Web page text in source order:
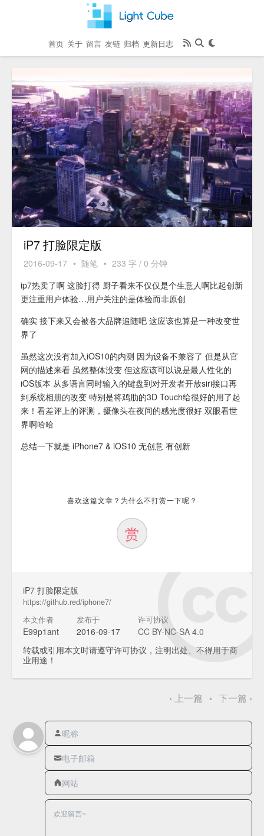
首页 关于 留言 友链 归档 更新日志
iP7 打脸限定版
2016-09-17 • 随笔 • 233 字 / 0 分钟
ip7热卖了啊 这脸打得 厨子看来不仅仅是个生意人啊比起创新
更注重用户体验…用户关注的是体验而非原创
确实 接下来又会被各大品牌追随吧 这应该也算是一种改变世
界了
虽然这次没有加入iOS10的内测 因为设备不兼容了 但是从官
网的描述来看 虽然整体没变 但这应该可以说是最人性化的
iOS版本 从多语言同时输入的键盘到对开发者开放siri接口再
到系统相册的改变 特别是将鸡肋的3D Touch给很好的用了起
来！看差评上的评测，摄像头在夜间的感光度很好 双眼看世
界啊哈哈
总结一下就是 iPhone7 & iOS10 无创意 有创新
喜欢这篇文章？为什么不打赏一下呢？
赏
iP7 打脸限定版
https://github.red/iphone7/
本文作者
E99p1ant
发布于
2016-09-17
许可协议
CC BY-NC-SA 4.0
转载或引用本文时请遵守许可协议，注明出处、不得用于商
业用途！
‹ 上一篇 • 下一篇 ›